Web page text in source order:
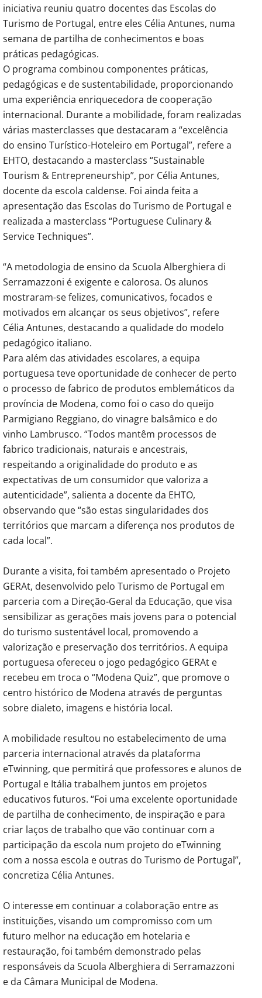
iniciativa reuniu quatro docentes das Escolas do
Turismo de Portugal, entre eles Célia Antunes, numa
semana de partilha de conhecimentos e boas
práticas pedagógicas.
O programa combinou componentes práticas,
pedagógicas e de sustentabilidade, proporcionando
uma experiência enriquecedora de cooperação
internacional. Durante a mobilidade, foram realizadas
várias masterclasses que destacaram a “excelência
do ensino Turístico-Hoteleiro em Portugal”, refere a
EHTO, destacando a masterclass “Sustainable
Tourism & Entrepreneurship”, por Célia Antunes,
docente da escola caldense. Foi ainda feita a
apresentação das Escolas do Turismo de Portugal e
realizada a masterclass “Portuguese Culinary &
Service Techniques”.
“A metodologia de ensino da Scuola Alberghiera di
Serramazzoni é exigente e calorosa. Os alunos
mostraram-se felizes, comunicativos, focados e
motivados em alcançar os seus objetivos”, refere
Célia Antunes, destacando a qualidade do modelo
pedagógico italiano.
Para além das atividades escolares, a equipa
portuguesa teve oportunidade de conhecer de perto
o processo de fabrico de produtos emblemáticos da
província de Modena, como foi o caso do queijo
Parmigiano Reggiano, do vinagre balsâmico e do
vinho Lambrusco. “Todos mantêm processos de
fabrico tradicionais, naturais e ancestrais,
respeitando a originalidade do produto e as
expectativas de um consumidor que valoriza a
autenticidade”, salienta a docente da EHTO,
observando que “são estas singularidades dos
territórios que marcam a diferença nos produtos de
cada local”.
Durante a visita, foi também apresentado o Projeto
GERAt, desenvolvido pelo Turismo de Portugal em
parceria com a Direção-Geral da Educação, que visa
sensibilizar as gerações mais jovens para o potencial
do turismo sustentável local, promovendo a
valorização e preservação dos territórios. A equipa
portuguesa ofereceu o jogo pedagógico GERAt e
recebeu em troca o “Modena Quiz”, que promove o
centro histórico de Modena através de perguntas
sobre dialeto, imagens e história local.
A mobilidade resultou no estabelecimento de uma
parceria internacional através da plataforma
eTwinning, que permitirá que professores e alunos de
Portugal e Itália trabalhem juntos em projetos
educativos futuros. “Foi uma excelente oportunidade
de partilha de conhecimento, de inspiração e para
criar laços de trabalho que vão continuar com a
participação da escola num projeto do eTwinning
com a nossa escola e outras do Turismo de Portugal”,
concretiza Célia Antunes.
O interesse em continuar a colaboração entre as
instituições, visando um compromisso com um
futuro melhor na educação em hotelaria e
restauração, foi também demonstrado pelas
responsáveis da Scuola Alberghiera di Serramazzoni
e da Câmara Municipal de Modena.